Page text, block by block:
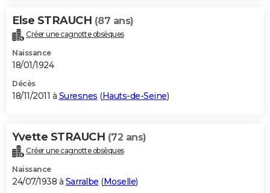
Else STRAUCH (87 ans)
Créer une cagnotte obsèques
Naissance
18/01/1924
Décès
18/11/2011 à Suresnes (Hauts-de-Seine)
Yvette STRAUCH (72 ans)
Créer une cagnotte obsèques
Naissance
24/07/1938 à Sarralbe (Moselle)